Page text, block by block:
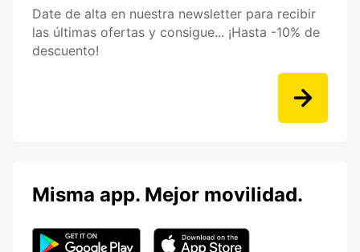
Date de alta en nuestra newsletter para recibir
las últimas ofertas y consigue... ¡Hasta -10% de
descuento!
Misma app. Mejor movilidad.